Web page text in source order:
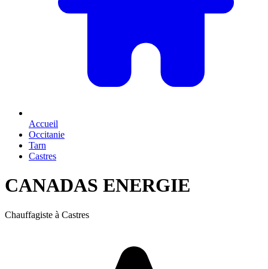
Accueil
Occitanie
Tarn
Castres
CANADAS ENERGIE
Chauffagiste à Castres